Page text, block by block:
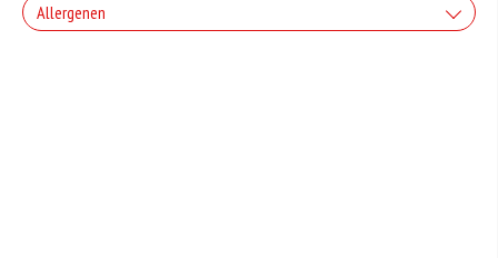
Allergenen